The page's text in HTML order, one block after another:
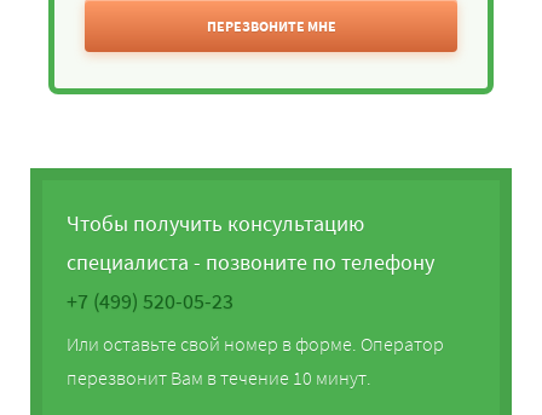
ПЕРЕЗВОНИТЕ МНЕ
Чтобы получить консультацию
специалиста - позвоните по телефону
+7 (499) 520-05-23
Или оставьте свой номер в форме. Оператор
перезвонит Вам в течение 10 минут.